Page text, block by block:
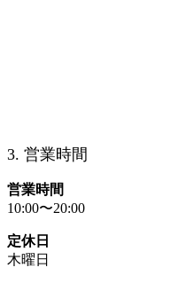
3. 営業時間
営業時間
10:00〜20:00
定休日
木曜日